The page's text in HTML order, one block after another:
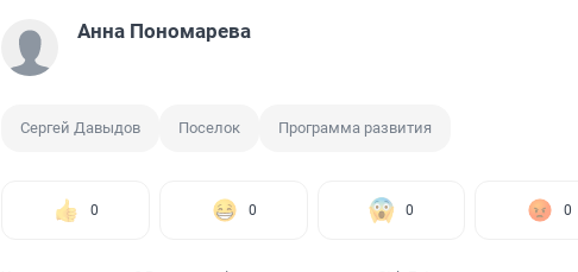
Анна Пономарева
Сергей Давыдов Поселок Программа развития
0 0 0 0